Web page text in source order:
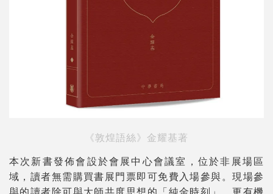
《敦煌語絲》金耀基著
本次新書發佈會設於會展中心會議室，位於非展場區
域，讀者無需購買書展門票即可免費入場參與。現場參
與的讀者除可與大師共度思想的「純金時刻」，更有機